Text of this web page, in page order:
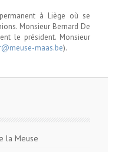
à Liège où se
Monsieur Bernard De
le président. Monsieur
maas.be).
la Meuse